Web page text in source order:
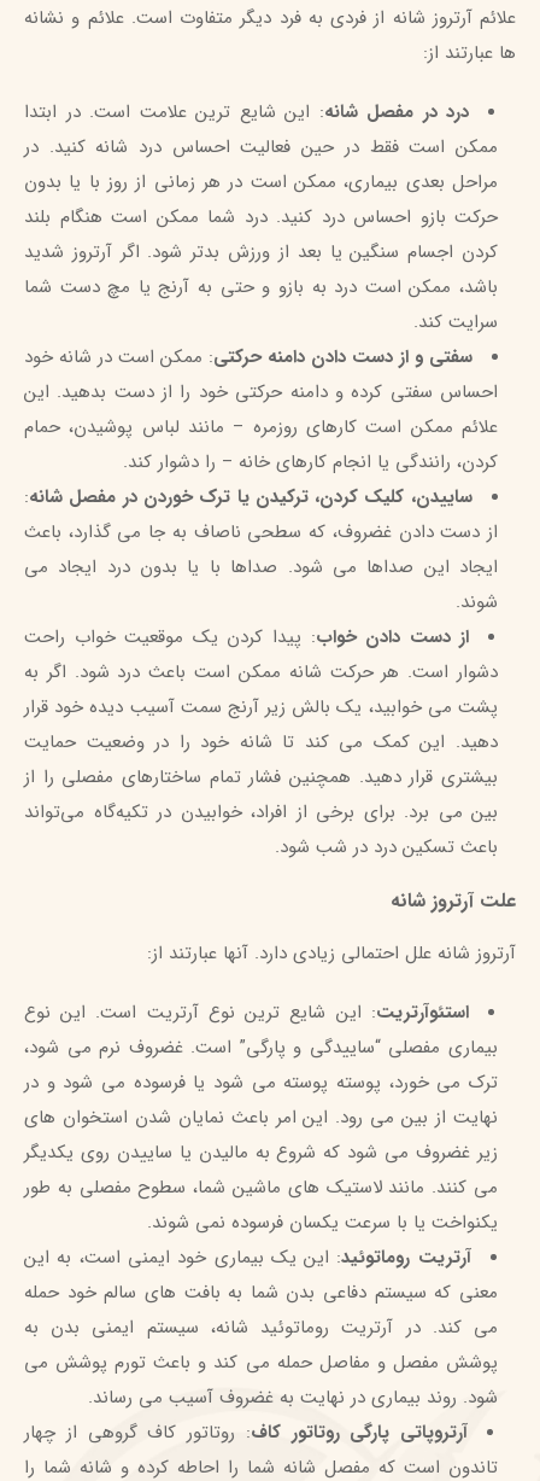
علائم آرتروز شانه از فردی به فرد دیگر متفاوت است. علائم و نشانه
ها عبارتند از:
درد در مفصل شانه: این شایع ترین علامت است. در ابتدا
ممکن است فقط در حین فعالیت احساس درد شانه کنید. در
مراحل بعدی بیماری، ممکن است در هر زمانی از روز با یا بدون
حرکت بازو احساس درد کنید. درد شما ممکن است هنگام بلند
کردن اجسام سنگین یا بعد از ورزش بدتر شود. اگر آرتروز شدید
باشد، ممکن است درد به بازو و حتی به آرنج یا مچ دست شما
سرایت کند.
سفتی و از دست دادن دامنه حرکتی: ممکن است در شانه خود
احساس سفتی کرده و دامنه حرکتی خود را از دست بدهید. این
علائم ممکن است کارهای روزمره – مانند لباس پوشیدن، حمام
کردن، رانندگی یا انجام کارهای خانه – را دشوار کند.
ساییدن، کلیک کردن، ترکیدن یا ترک خوردن در مفصل شانه:
از دست دادن غضروف، که سطحی ناصاف به جا می گذارد، باعث
ایجاد این صداها می شود. صداها با یا بدون درد ایجاد می
شوند.
از دست دادن خواب: پیدا کردن یک موقعیت خواب راحت
دشوار است. هر حرکت شانه ممکن است باعث درد شود. اگر به
پشت می خوابید، یک بالش زیر آرنج سمت آسیب دیده خود قرار
دهید. این کمک می کند تا شانه خود را در وضعیت حمایت
بیشتری قرار دهید. همچنین فشار تمام ساختارهای مفصلی را از
بین می برد. برای برخی از افراد، خوابیدن در تکیه‌گاه می‌تواند
باعث تسکین درد در شب شود.
علت آرتروز شانه
آرتروز شانه علل احتمالی زیادی دارد. آنها عبارتند از:
استئوآرتریت: این شایع ترین نوع آرتریت است. این نوع
بیماری مفصلی “ساییدگی و پارگی” است. غضروف نرم می شود،
ترک می خورد، پوسته پوسته می شود یا فرسوده می شود و در
نهایت از بین می رود. این امر باعث نمایان شدن استخوان های
زیر غضروف می شود که شروع به مالیدن یا ساییدن روی یکدیگر
می کنند. مانند لاستیک های ماشین شما، سطوح مفصلی به طور
یکنواخت یا با سرعت یکسان فرسوده نمی شوند.
آرتریت روماتوئید: این یک بیماری خود ایمنی است، به این
معنی که سیستم دفاعی بدن شما به بافت های سالم خود حمله
می کند. در آرتریت روماتوئید شانه، سیستم ایمنی بدن به
پوشش مفصل و مفاصل حمله می کند و باعث تورم پوشش می
شود. روند بیماری در نهایت به غضروف آسیب می رساند.
آرتروپاتی پارگی روتاتور کاف: روتاتور کاف گروهی از چهار
تاندون است که مفصل شانه شما را احاطه کرده و شانه شما را